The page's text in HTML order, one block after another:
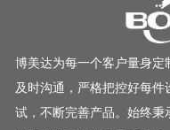
博美达为每一个客户量身
及时沟通，严格把控好每件
试，不断完善产品。始终秉